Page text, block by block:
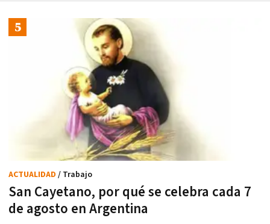
San Cayetano, por qué se celebra cada 7
de agosto en Argentina
ACTUALIDAD / Trabajo